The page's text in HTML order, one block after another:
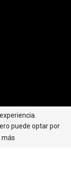
puede optar por
más